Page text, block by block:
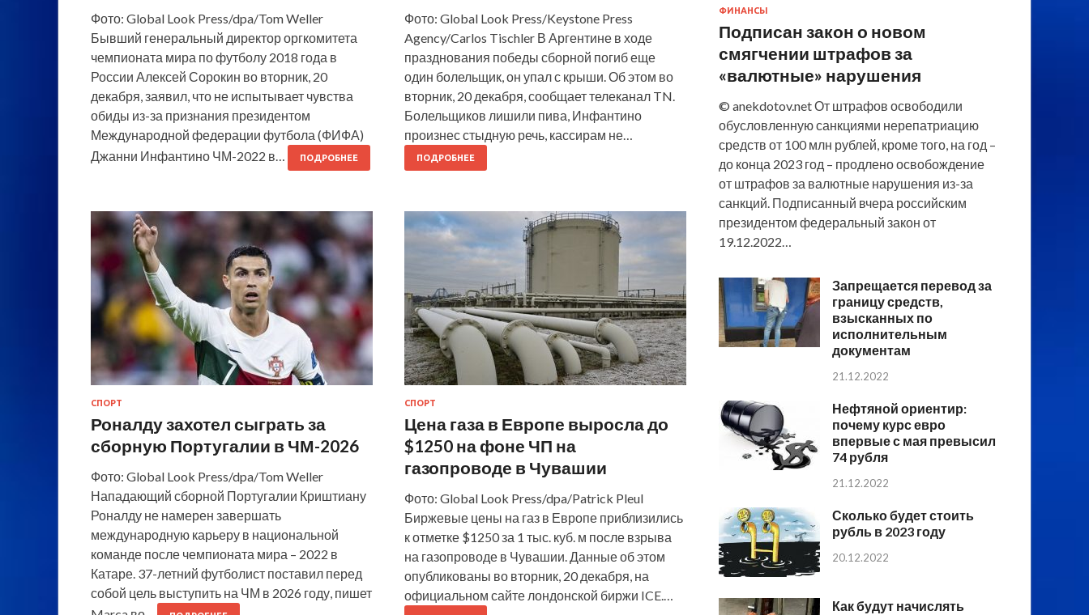
Фото: Global Look Press/dpa/Tom Weller
Бывший генеральный директор оргкомитета
чемпионата мира по футболу 2018 года в
России Алексей Сорокин во вторник, 20
декабря, заявил, что не испытывает чувства
обиды из-за признания президентом
Международной федерации футбола (ФИФА)
Джанни Инфантино ЧМ-2022 в…
ПОДРОБНЕЕ
Фото: Global Look Press/Keystone Press
Agency/Carlos Tischler В Аргентине в ходе
празднования победы сборной погиб еще
один болельщик, он упал с крыши. Об этом во
вторник, 20 декабря, сообщает телеканал TN.
Болельщиков лишили пива, Инфантино
произнес стыдную речь, кассирам не…
ПОДРОБНЕЕ
СПОРТ
Роналду захотел сыграть за
сборную Португалии в ЧМ-2026
Фото: Global Look Press/dpa/Tom Weller
Нападающий сборной Португалии Криштиану
Роналду не намерен завершать
международную карьеру в национальной
команде после чемпионата мира – 2022 в
Катаре. 37-летний футболист поставил перед
собой цель выступить на ЧМ в 2026 году, пишет
СПОРТ
Цена газа в Европе выросла до
$1250 на фоне ЧП на
газопроводе в Чувашии
Фото: Global Look Press/dpa/Patrick Pleul
Биржевые цены на газ в Европе приблизились
к отметке $1250 за 1 тыс. куб. м после взрыва
на газопроводе в Чувашии. Данные об этом
опубликованы во вторник, 20 декабря, на
официальном сайте лондонской биржи ICE.…
ФИНАНСЫ
Подписан закон о новом
смягчении штрафов за
«валютные» нарушения
© anekdotov.net От штрафов освободили
обусловленную санкциями нерепатриацию
средств от 100 млн рублей, кроме того, на год –
до конца 2023 год – продлено освобождение
от штрафов за валютные нарушения из-за
санкций. Подписанный вчера российским
президентом федеральный закон от
19.12.2022…
Запрещается перевод за
границу средств,
взысканных по
исполнительным
документам
21.12.2022
Нефтяной ориентир:
почему курс евро
впервые с мая превысил
74 рубля
21.12.2022
Сколько будет стоить
рубль в 2023 году
20.12.2022
Как будут начислять